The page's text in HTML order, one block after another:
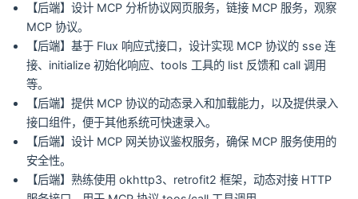
【后端】设计 MCP 分析协议网页服务，链接 MCP 服务，观察
MCP 协议。
【后端】基于 Flux 响应式接口，设计实现 MCP 协议的 sse 连
接、initialize 初始化响应、tools 工具的 list 反馈和 call 调用
等。
【后端】提供 MCP 协议的动态录入和加载能力，以及提供录入
接口组件，便于其他系统可快速录入。
【后端】设计 MCP 网关协议鉴权服务，确保 MCP 服务使用的
安全性。
【后端】熟练使用 okhttp3、retrofit2 框架，动态对接 HTTP